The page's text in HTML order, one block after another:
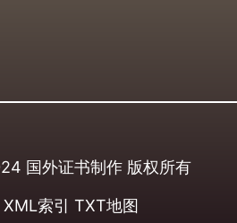
国外证书制作 版权所有
XML索引 TXT地图